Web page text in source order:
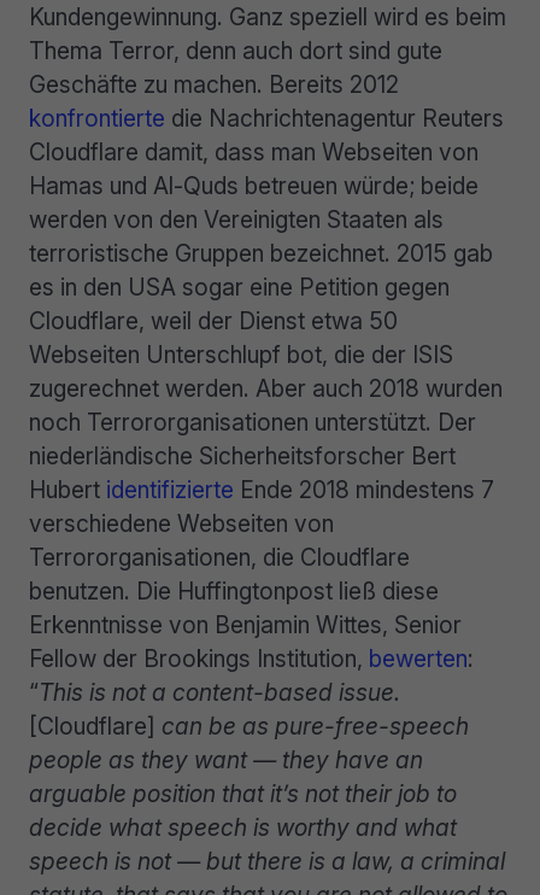
Kundengewinnung. Ganz speziell wird es beim
Thema Terror, denn auch dort sind gute
Geschäfte zu machen. Bereits 2012
konfrontierte die Nachrichtenagentur Reuters
Cloudflare damit, dass man Webseiten von
Hamas und Al-Quds betreuen würde; beide
werden von den Vereinigten Staaten als
terroristische Gruppen bezeichnet. 2015 gab
es in den USA sogar eine Petition gegen
Cloudflare, weil der Dienst etwa 50
Webseiten Unterschlupf bot, die der ISIS
zugerechnet werden. Aber auch 2018 wurden
noch Terrororganisationen unterstützt. Der
niederländische Sicherheitsforscher Bert
Hubert identifizierte Ende 2018 mindestens 7
verschiedene Webseiten von
Terrororganisationen, die Cloudflare
benutzen. Die Huffingtonpost ließ diese
Erkenntnisse von Benjamin Wittes, Senior
Fellow der Brookings Institution, bewerten:
“This is not a content-based issue.
[Cloudflare] can be as pure-free-speech
people as they want — they have an
arguable position that it’s not their job to
decide what speech is worthy and what
speech is not — but there is a law, a criminal